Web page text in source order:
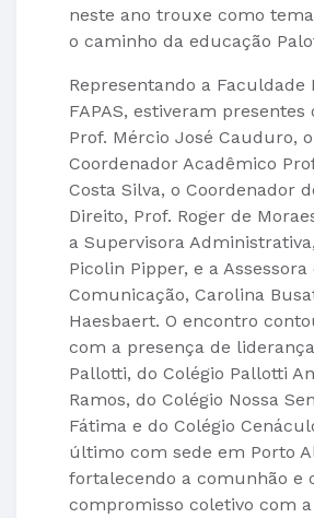
neste ano trouxe como
o caminho da educação
Representando a Faculdade
FAPAS, estiveram presentes
Prof. Mércio José Cauduro, o
Coordenador Acadêmico
Costa Silva, o Coordenador
Direito, Prof. Roger de
a Supervisora
Picolin Pipper, e a Assessora
Comunicação, Carolina
Haesbaert. O encontro
com a presença de
Pallotti, do Colégio Pallotti
Ramos, do Colégio Nossa
Fátima e do Colégio
último com sede em Porto
fortalecendo a comunhão e
compromisso coletivo com